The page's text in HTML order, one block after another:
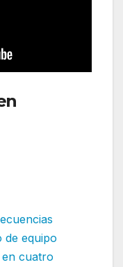
de equipo
cuatro